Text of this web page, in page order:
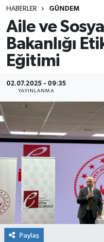
HABERLER GÜNDEM
Aile ve
Bakanlığı
Eğitimi
02.07.2025 - 09:35
YAYINLANMA
Paylaş
YARIŞMA/
ANKET
MEVZUAT/